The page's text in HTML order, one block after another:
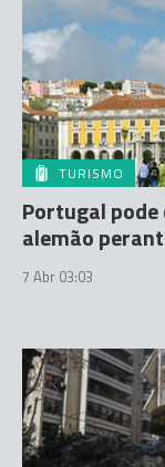
TURISMO
Portugal
alemão
7 Abr 03:03